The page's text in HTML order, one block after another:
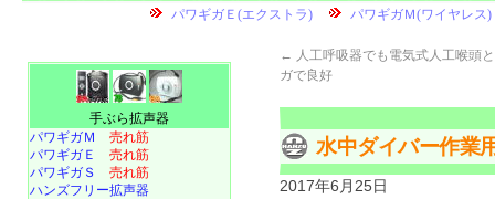
← 人工呼吸器でも電気式人工喉頭
ガで良好
水中ダイバー作業
2017年6月25日
手ぶら拡声器
パワギガＭ 売れ筋
パワギガＥ 売れ筋
パワギガＳ 売れ筋
ハンズフリー拡声器